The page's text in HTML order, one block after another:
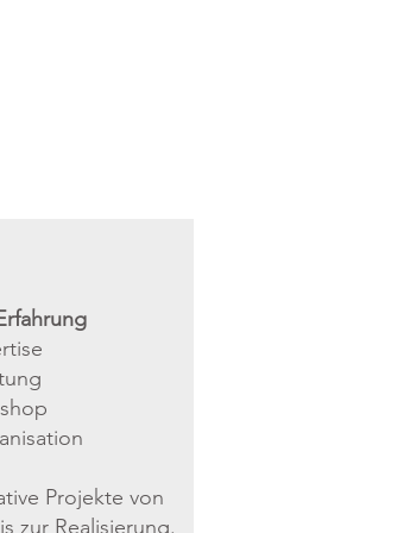
Projekte von
zur Realisierung.